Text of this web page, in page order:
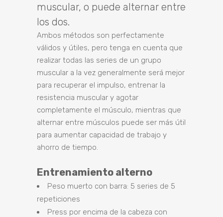
muscular, o puede alternar entre
los dos.
Ambos métodos son perfectamente
válidos y útiles, pero tenga en cuenta que
realizar todas las series de un grupo
muscular a la vez generalmente será mejor
para recuperar el impulso, entrenar la
resistencia muscular y agotar
completamente el músculo, mientras que
alternar entre músculos puede ser más útil
para aumentar capacidad de trabajo y
ahorro de tiempo.
Entrenamiento alterno
Peso muerto con barra: 5 series de 5
repeticiones
Press por encima de la cabeza con